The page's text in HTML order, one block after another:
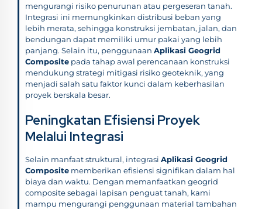
mengurangi risiko penurunan atau pergeseran tanah.
Integrasi ini memungkinkan distribusi beban yang
lebih merata, sehingga konstruksi jembatan, jalan, dan
bendungan dapat memiliki umur pakai yang lebih
panjang. Selain itu, penggunaan Aplikasi Geogrid
Composite pada tahap awal perencanaan konstruksi
mendukung strategi mitigasi risiko geoteknik, yang
menjadi salah satu faktor kunci dalam keberhasilan
proyek berskala besar.
Peningkatan Efisiensi Proyek
Melalui Integrasi
Selain manfaat struktural, integrasi Aplikasi Geogrid
Composite memberikan efisiensi signifikan dalam hal
biaya dan waktu. Dengan memanfaatkan geogrid
composite sebagai lapisan penguat tanah, kami
mampu mengurangi penggunaan material tambahan